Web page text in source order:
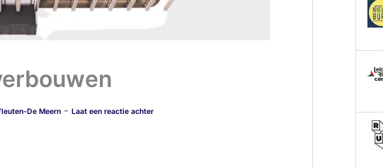
De Meern - Laat een reactie achter